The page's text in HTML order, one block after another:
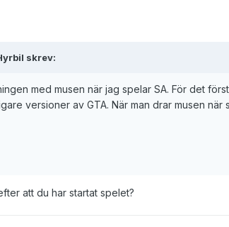
skrev:
med musen när jag spelar SA. För det
versioner av GTA. När man drar musen
att du har startat spelet?